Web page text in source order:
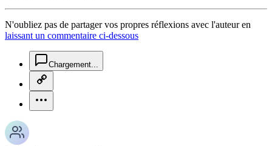
N'oubliez pas de partager vos propres réflexions avec l'auteur en
laissant un commentaire ci-dessous
Chargement...